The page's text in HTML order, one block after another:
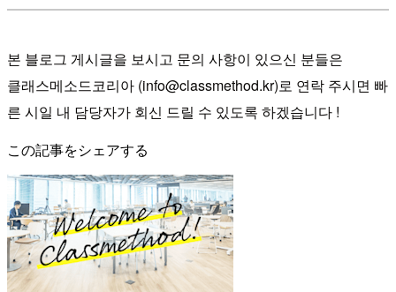
본 블로그 게시글을 보시고 문의 사항이 있으신 분들은
클래스메소드코리아 (info@classmethod.kr)로 연락 주시면 빠
른 시일 내 담당자가 회신 드릴 수 있도록 하겠습니다 !
この記事をシェアする